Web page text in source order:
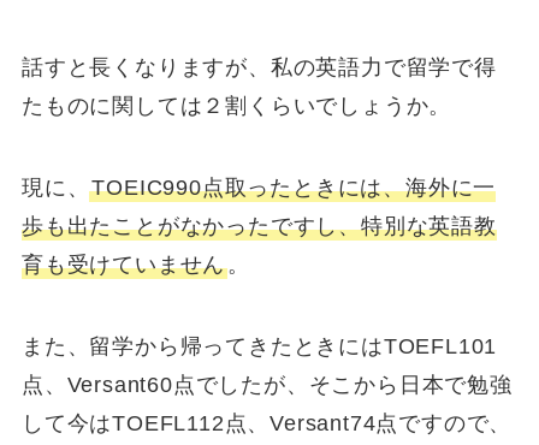
話すと長くなりますが、私の英語力で留学で得
たものに関しては２割くらいでしょうか。
現に、TOEIC990点取ったときには、海外に一
歩も出たことがなかったですし、特別な英語教
育も受けていません。
また、留学から帰ってきたときにはTOEFL101
点、Versant60点でしたが、そこから日本で勉強
して今はTOEFL112点、Versant74点ですので、